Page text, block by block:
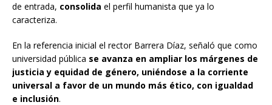
de entrada, consolida el perfil humanista que ya lo
caracteriza.
En la referencia inicial el rector Barrera Díaz, señaló que como
universidad pública se avanza en ampliar los márgenes de
justicia y equidad de género, uniéndose a la corriente
universal a favor de un mundo más ético, con igualdad
e inclusión.